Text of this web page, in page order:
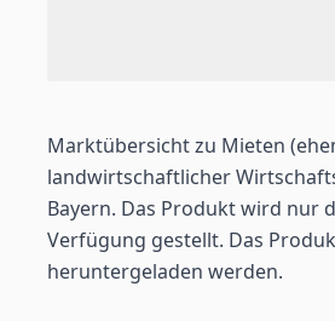
Marktübersicht zu Mieten
landwirtschaftlicher
Bayern. Das Produkt wird nur
Verfügung gestellt. Das
heruntergeladen werden.